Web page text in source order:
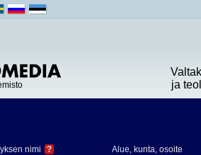
ja
nimi ? Alue, kunta, osoite